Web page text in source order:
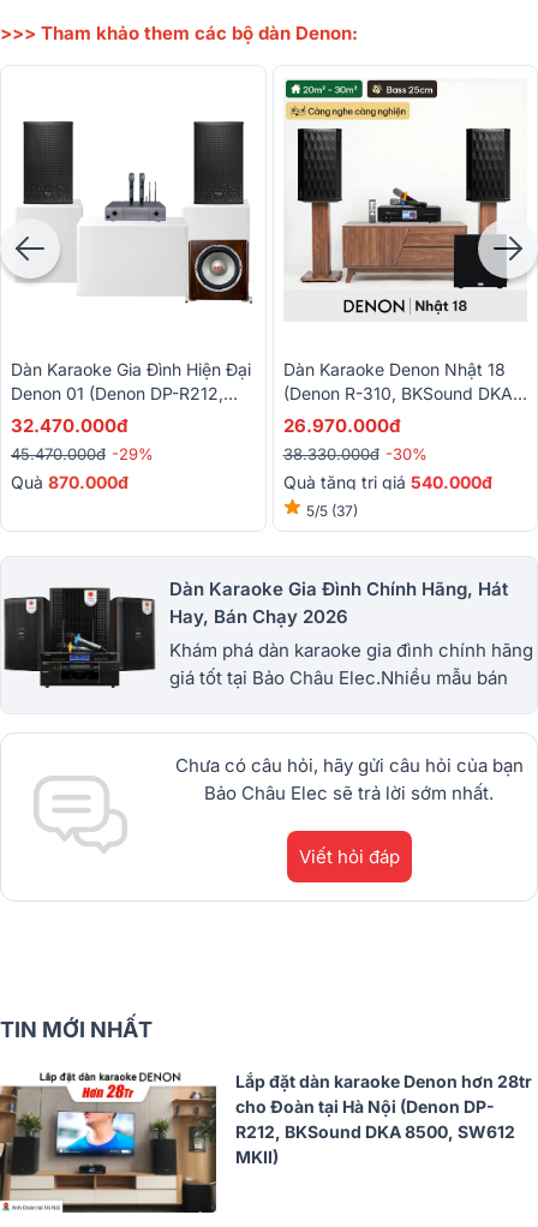
>>> Tham khảo them các bộ dàn Denon:
Dàn Karaoke Gia Đình Hiện Đại
Denon 01 (Denon DP-R212,
Denon Pro DP-N1600,
32.470.000đ
45.470.000đ -29%
Quà 870.000đ
Dàn Karaoke Denon Nhật 18
(Denon R-310, BKSound DKA
6500, BKSound SW212)
26.970.000đ
38.330.000đ -30%
Quà tặng trị giá 540.000đ
5/5 (37)
Dàn Karaoke Gia Đình Chính Hãng, Hát
Hay, Bán Chạy 2026
Khám phá dàn karaoke gia đình chính hãng
giá tốt tại Bảo Châu Elec.Nhiều mẫu bán
dBTechnologies, Philips Cao
Cấp.1900.0255
Chưa có câu hỏi, hãy gửi câu hỏi của bạn
Bảo Châu Elec sẽ trả lời sớm nhất.
Viết hỏi đáp
TIN MỚI NHẤT
Lắp đặt dàn karaoke Denon hơn 28tr
cho Đoàn tại Hà Nội (Denon DP-
R212, BKSound DKA 8500, SW612
MKII)